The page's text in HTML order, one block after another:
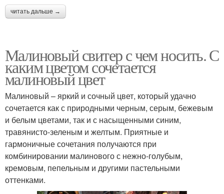
читать дальше →
Малиновый свитер с чем носить. С
каким цветом сочетается
малиновый цвет
Малиновый – яркий и сочный цвет, который удачно
сочетается как с природными черным, серым, бежевым
и белым цветами, так и с насыщенными синим,
травянисто-зеленым и желтым. Приятные и
гармоничные сочетания получаются при
комбинировании малинового с нежно-голубым,
кремовым, пепельным и другими пастельными
оттенками.